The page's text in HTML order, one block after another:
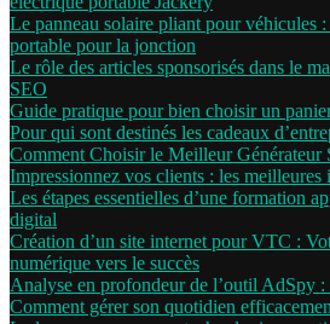
Le panneau solaire pliant pour véhicules
portable pour la jonction
Le rôle des articles sponsorisés dans le
SEO
Guide pratique pour bien choisir un
Pour qui sont destinés les cadeaux
Comment Choisir le Meilleur Générateur
Impressionnez vos clients : les meilleures
Les étapes essentielles d’une formation
digital
Création d’un site internet pour VTC :
numérique vers le succès
Analyse en profondeur de l’outil AdSpy :
Comment gérer son quotidien